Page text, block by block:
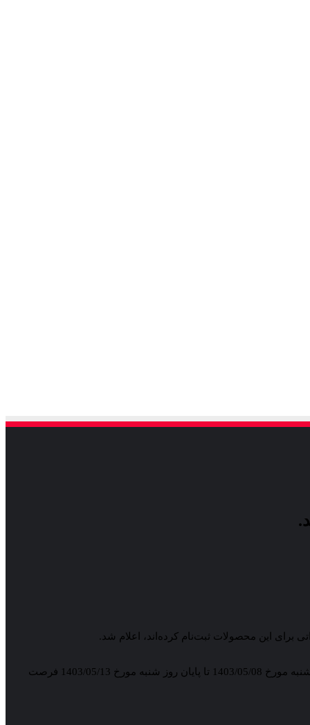
بدین ترتیب متقاضیانی که در اسفندماه 1401 برای هر یک از دو محصول هوندا ثبت‌نام کرده‌اند و اسم آن‌ها بعنوان برنده اعلام شده است، از روز دوشنبه مورخ 1403/05/08 تا پایان روز شنبه مورخ 1403/05/13 فرصت